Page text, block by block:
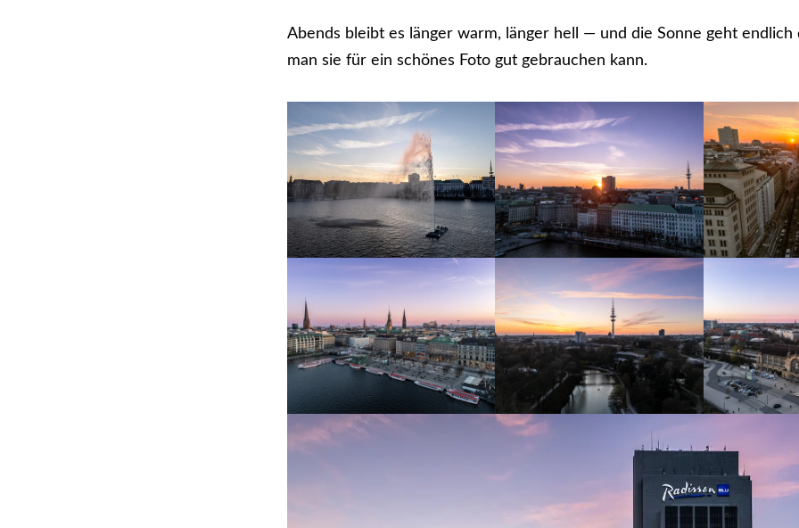
Abends bleibt es länger warm, länger hell — und die Sonne geht
man sie für ein schönes Foto gut gebrauchen kann.